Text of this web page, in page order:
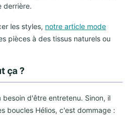
derrière.
les styles, notre article mode
pièces à des tissus naturels ou
ça ?
besoin d'être entretenu. Sinon, il
boucles Hélios, c'est dommage :